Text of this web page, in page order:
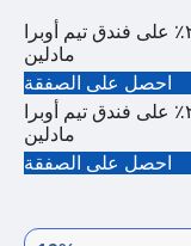
وفّر أكثر! احصل على خصم يصل إلى ٢١٪ على فندق تيم أوبرا
مادلين
احصل على الصفقة
وفّر أكثر! احصل على خصم يصل إلى ٢١٪ على فندق تيم أوبرا
مادلين
احصل على الصفقة